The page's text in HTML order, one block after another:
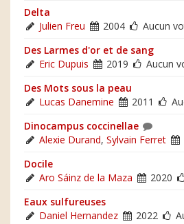
Delta
Julien Freu
2004
Aucun
Des Larmes d'or et de sang
Eric Dupuis
2019
Aucun
Des Mots sous la peau
Lucas Danemine
2011
Dinocampus coccinellae
Alexie Durand, Sylvain Ferret
Docile
Aro Sáinz de la Maza
2020
Eaux sulfureuses
Daniel Hernandez
2022